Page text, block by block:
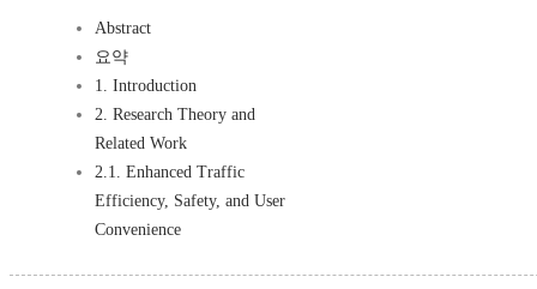
Abstract
요약
1. Introduction
2. Research Theory and
Related Work
2.1. Enhanced Traffic
Efficiency, Safety, and User
Convenience